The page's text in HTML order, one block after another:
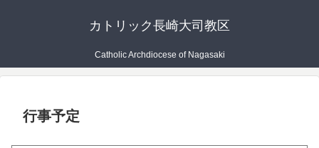
カトリック長崎大司教区
Catholic Archdiocese of Nagasaki
行事予定